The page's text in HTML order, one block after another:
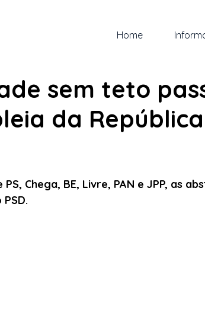
Home
sem teto
da República
de 5 estrelas.
Chega, BE, Livre, PAN e JPP, as